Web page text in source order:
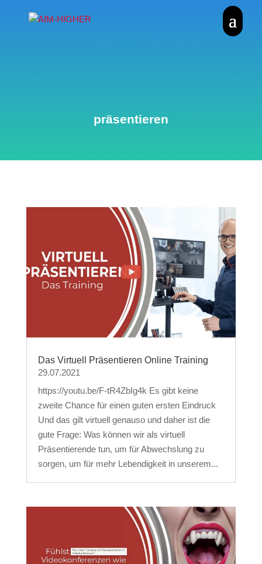
präsentieren
Das Virtuell Präsentieren Online Training
29.07.2021
https://youtu.be/F-tR4ZbIg4k Es gibt keine
zweite Chance für einen guten ersten Eindruck
Und das gilt virtuell genauso und daher ist die
gute Frage: Was können wir als virtuell
Präsentierende tun, um für Abwechslung zu
sorgen, um für mehr Lebendigkeit in unserem...